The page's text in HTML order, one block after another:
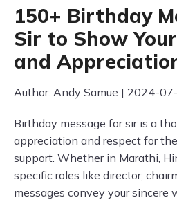
150+ Birthday
Sir to Show
and
Author: Andy Samue | 2024-
Birthday message for sir is a
appreciation and respect for
support. Whether in Marathi,
specific roles like director,
messages convey your sincere